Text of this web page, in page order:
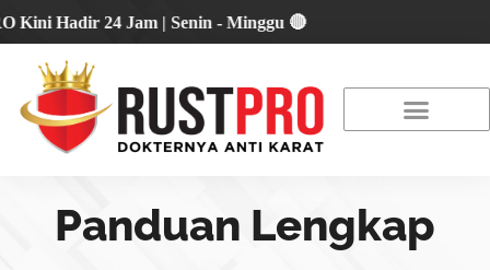
Hadir 24 Jam | Senin - Minggu 🔴
Panduan Lengkap